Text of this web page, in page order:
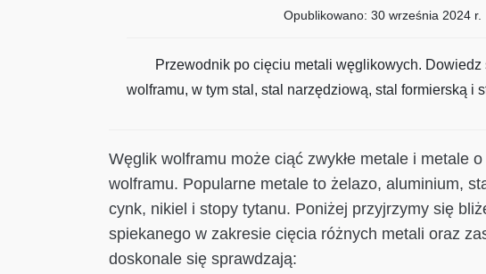
Opublikowano: 30 września 2024 r.
Przewodnik po cięciu metali węglikowych.
wolframu, w tym stal, stal narzędziową, stal formierską i
Węglik wolframu może ciąć zwykłe metale i metale
wolframu. Popularne metale to żelazo, aluminium,
cynk, nikiel i stopy tytanu. Poniżej przyjrzymy się
spiekanego w zakresie cięcia różnych metali oraz
doskonale się sprawdzają: